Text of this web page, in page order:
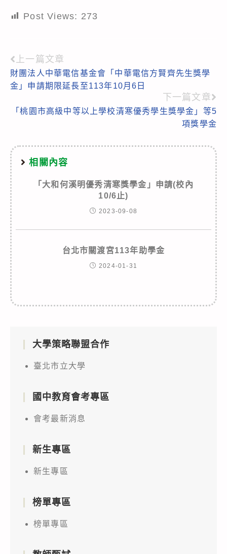
Post Views: 273
Read
more
上一篇文章
財團法人中華電信基金會「中華電信方賢齊先生獎學
金」申請期限延長至113年10月6日
下一篇文章
「桃園市高級中等以上學校清寒優秀學生獎學金」等5
項獎學金
相關內容
「大和何溪明優秀清寒獎學金」申請(校內
10/6止)
2023-09-08
台北市關渡宮113年助學金
2024-01-31
大學策略聯盟合作
臺北市立大學
國中教育會考專區
會考最新消息
新生專區
新生專區
榜單專區
榜單專區